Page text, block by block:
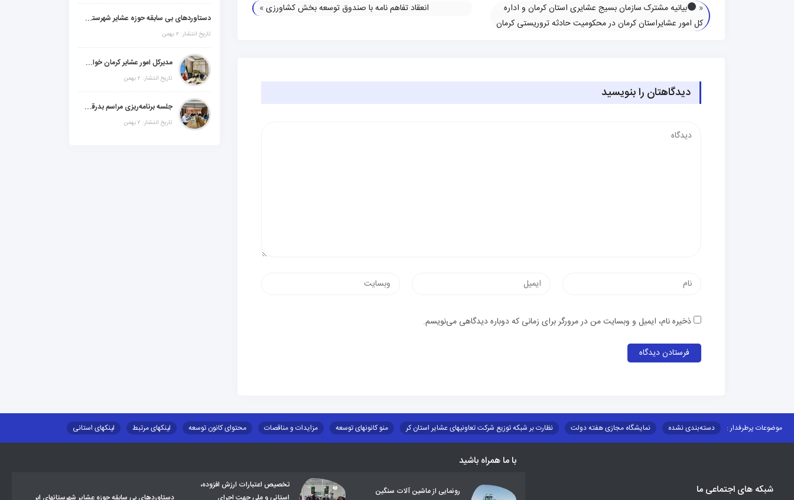
«
بیانیه مشترک سازمان بسیج عشایری استان کرمان و اداره
کل امور عشایراستان کرمان در محکومیت حادثه تروریستی کرمان
انعقاد تفاهم نامه با صندوق توسعه بخش کشاورزی»
دیدگاهتان را بنویسید
پست
وب‌سایت
ذخیره نام، ایمیل و وبسایت من در مرورگر برای زمانی که دوباره دیدگاهی می‌نویسم.
دستاوردهای بی سابقه حوزه عشایر شهرستانهای ابر استان کرمان
تاریخ انتشار: ۲ بهمن
مدیرکل امور عشایر کرمان خواستار افزایش اعتبارات خشکسالی در سال جدید شد
تاریخ انتشار: ۲ بهمن
جلسه برنامه‌ریزی مراسم بدرقه شهید والامقام "رهبرشهید ایران"
تاریخ انتشار: ۲ بهمن
موضوعات پرطرفدار : دسته‌بندی نشده نمایشگاه مجازی هفته دولت نظارت بر شبکه توزیع شرکت تعاونیهای عشایر استان کر منو کانونهای توسعه مزایدات و مناقصات محتوای کانون توسعه لینکهای مرتبط
لینکهای استانی
شبکه های اجتماعی ما
با ما همراه باشید
رونمایی از ماشین آلات سنگین
تخصیص اعتبارات ارزش افزوده،
استانی و ملی جهت اجرای
دستاوردهای بی سابقه حوزه عشایر شهرستانهای ابر